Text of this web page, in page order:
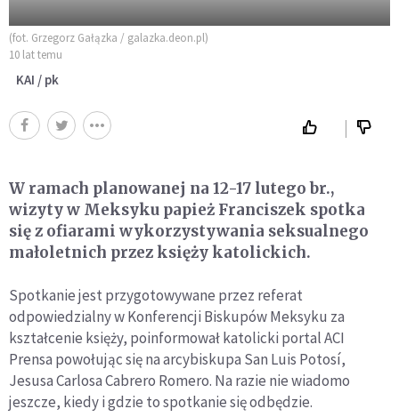
(fot. Grzegorz Gałązka / galazka.deon.pl)
10 lat temu
KAI / pk
W ramach planowanej na 12-17 lutego br.,
wizyty w Meksyku papież Franciszek spotka
się z ofiarami wykorzystywania seksualnego
małoletnich przez księży katolickich.
Spotkanie jest przygotowywane przez referat
odpowiedzialny w Konferencji Biskupów Meksyku za
kształcenie księży, poinformował katolicki portal ACI
Prensa powołując się na arcybiskupa San Luis Potosí,
Jesusa Carlosa Cabrero Romero. Na razie nie wiadomo
jeszcze, kiedy i gdzie to spotkanie się odbędzie.